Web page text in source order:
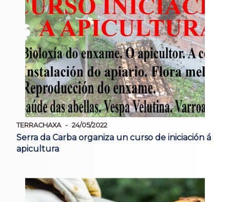
TERRACHAXA 24/05/2022
Serra da Carba organiza un curso de iniciación á
apicultura